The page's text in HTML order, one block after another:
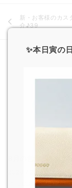
新・お客様のカス
介♪39
8月の営業日およ
JOGGO 広報
✨本日寅の